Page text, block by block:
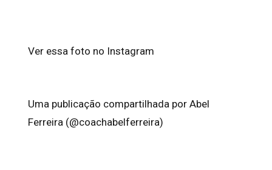
Ver essa foto no Instagram
Uma publicação compartilhada por Abel
Ferreira (@coachabelferreira)